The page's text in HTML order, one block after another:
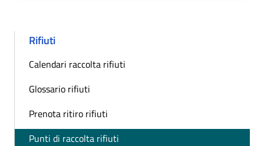
Rifiuti
Calendari raccolta rifiuti
Glossario rifiuti
Prenota ritiro rifiuti
Punti di raccolta rifiuti